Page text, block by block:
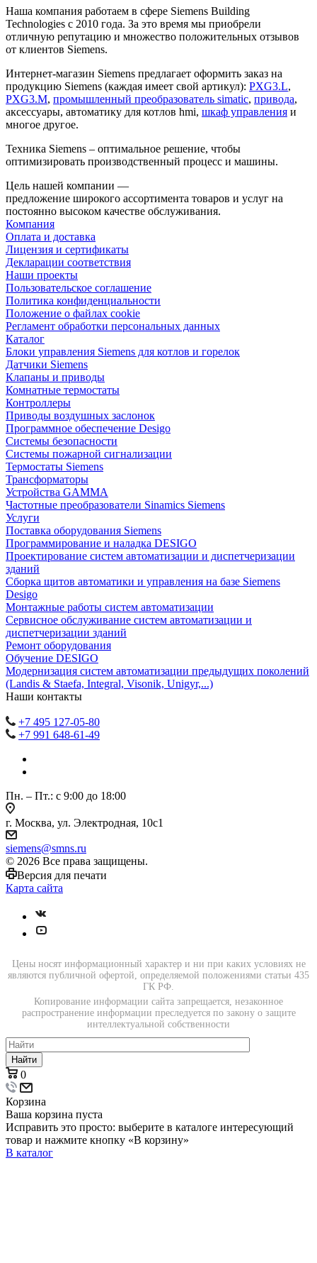
Наша компания работаем в сфере Siemens Building
Technologies с 2010 года. За это время мы приобрели
отличную репутацию и множество положительных отзывов
от клиентов Siemens.
Интернет-магазин Siemens предлагает оформить заказ на
продукцию Siemens (каждая имеет свой артикул): PXG3.L,
PXG3.M, промышленный преобразователь simatic, привода,
аксессуары, автоматику для котлов hmi, шкаф управления и
многое другое.
Техника Siemens – оптимальное решение, чтобы
оптимизировать производственный процесс и машины.
Цель нашей компании —
предложение широкого ассортимента товаров и услуг на
постоянно высоком качестве обслуживания.
Компания
Оплата и доставка
Лицензия и сертификаты
Декларации соответствия
Наши проекты
Пользовательское соглашение
Политика конфиденциальности
Положение о файлах cookie
Регламент обработки персональных данных
Каталог
Блоки управления Siemens для котлов и горелок
Датчики Siemens
Клапаны и приводы
Комнатные термостаты
Контроллеры
Приводы воздушных заслонок
Программное обеспечение Desigo
Системы безопасности
Системы пожарной сигнализации
Термостаты Siemens
Трансформаторы
Устройства GAMMA
Частотные преобразователи Sinamics Siemens
Услуги
Поставка оборудования Siemens
Программирование и наладка DESIGO
Проектирование систем автоматизации и диспетчеризации
зданий
Сборка щитов автоматики и управления на базе Siemens
Desigo
Монтажные работы систем автоматизации
Сервисное обслуживание систем автоматизации и
диспетчеризации зданий
Ремонт оборудования
Обучение DESIGO
Модернизация систем автоматизации предыдущих поколений
(Landis & Staefa, Integral, Visonik, Unigyr,...)
Наши контакты
+7 495 127-05-80
+7 991 648-61-49
Пн. – Пт.: с 9:00 до 18:00
г. Москва, ул. Электродная, 10с1
siemens@smns.ru
© 2026 Все права защищены.
Версия для печати
Карта сайта
Цены носят информационный характер и ни при каких условиях не
являются публичной офертой, определяемой положениями статьи 435
ГК РФ.
Копирование информации сайта запрещается, незаконное
распространение информации преследуется по закону о защите
интеллектуальной собственности
Найти
0
Корзина
Ваша корзина пуста
Исправить это просто: выберите в каталоге интересующий
товар и нажмите кнопку «В корзину»
В каталог